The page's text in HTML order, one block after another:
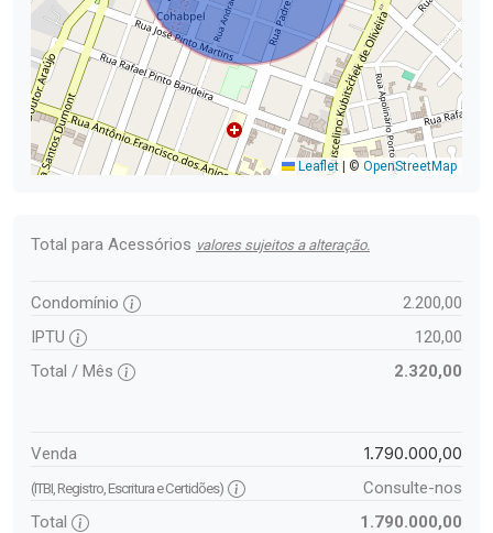
Leaflet © OpenStreetMap
Total para Acessórios valores sujeitos a alteração.
Condomínio
2.200,00
IPTU
120,00
Total / Mês
2.320,00
Venda 1.790.000,00
(ITBI, Registro, Escritura e Certidões)
Consulte-nos
Total
1.790.000,00